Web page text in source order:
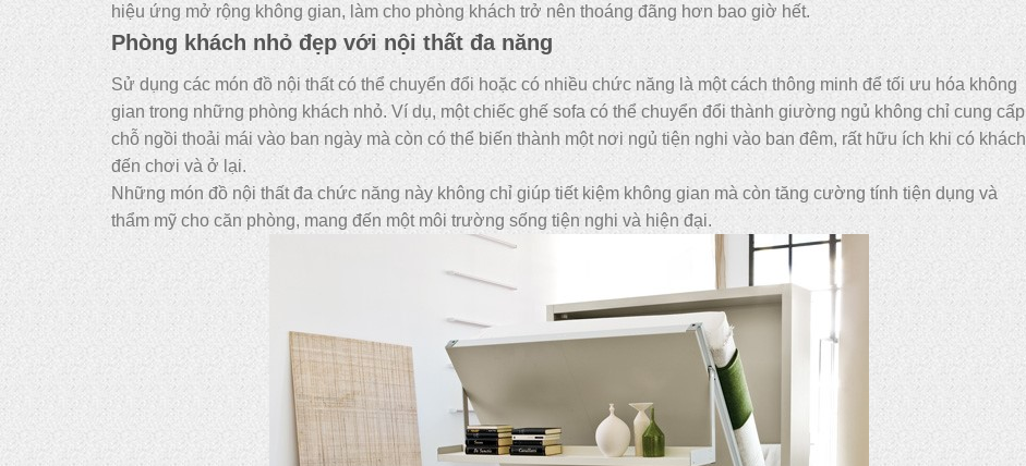
hiệu ứng mở rộng không gian, làm cho phòng khách trở nên thoáng đãng hơn bao giờ hết.
Phòng khách nhỏ đẹp với nội thất đa năng
Sử dụng các món đồ nội thất có thể chuyển đổi hoặc có nhiều chức năng là một cách thông minh để tối ưu hóa không
gian trong những phòng khách nhỏ. Ví dụ, một chiếc ghế sofa có thể chuyển đổi thành giường ngủ không chỉ cung cấp
chỗ ngồi thoải mái vào ban ngày mà còn có thể biến thành một nơi ngủ tiện nghi vào ban đêm, rất hữu ích khi có khách
đến chơi và ở lại.
Những món đồ nội thất đa chức năng này không chỉ giúp tiết kiệm không gian mà còn tăng cường tính tiện dụng và
thẩm mỹ cho căn phòng, mang đến một môi trường sống tiện nghi và hiện đại.